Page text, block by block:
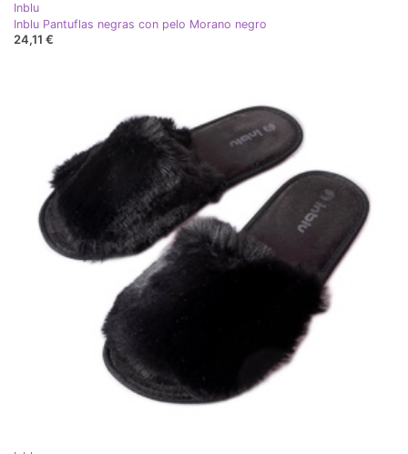
Inblu
Inblu Pantuflas negras con pelo Morano negro
24,11 €